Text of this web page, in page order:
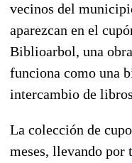
vecinos del
aparezcan en el
Biblioarbol, una
funciona como una
intercambio de
La colección de
meses, llevando por